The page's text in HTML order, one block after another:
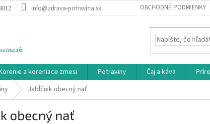
info@zdrava-potravina.sk OBCHODNÉ PODMIENKY
a koreniace zmesi Potraviny Čaj a káva
Jabĺčnik obecný nať
obecný nať